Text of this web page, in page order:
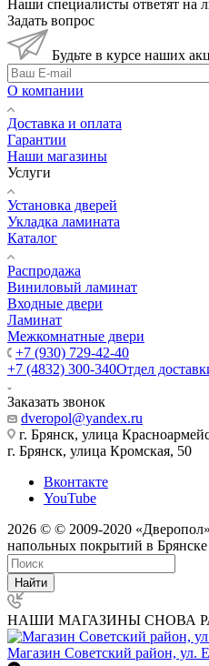
Наши специалисты ответят на
Задать вопрос
Будьте в курсе наших
О компании
Доставка и оплата
Гарантии
Наши магазины
Услуги
Установка дверей
Укладка ламината
Каталог
Распродажа
Виниловый ламинат
Входные двери
Ламинат
Межкомнатные двери
+7 (930) 729-42-40
+7 (4832) 300-340Отдел
Заказать звонок
dveropol@yandex.ru
г. Брянск, улица
г. Брянск, улица Кромская, 50
Вконтакте
YouTube
2026 © © 2009-2020
напольных покрытий в Брянске
Найти
НАШИ МАГАЗИНЫ СНОВА
Магазин Советский район, ул.